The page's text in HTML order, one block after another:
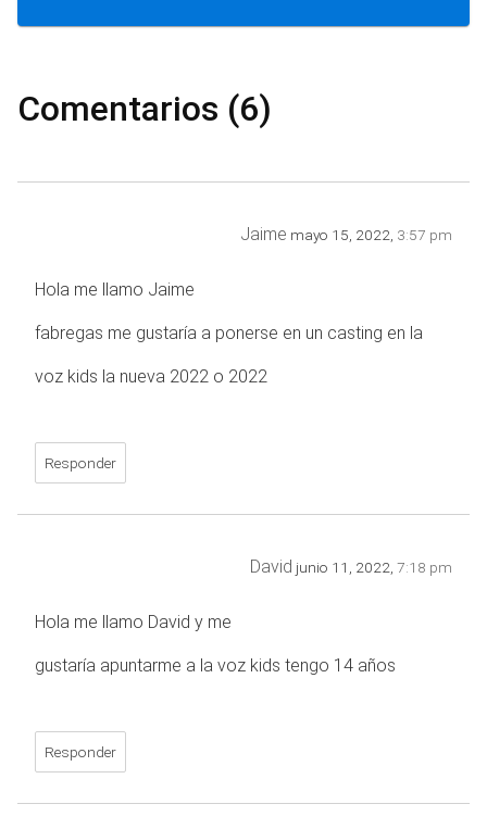
Comentarios (6)
Jaime mayo 15, 2022, 3:57 pm
Hola me llamo Jaime
fabregas me gustaría a ponerse en un casting en la
voz kids la nueva 2022 o 2022
Responder
David junio 11, 2022, 7:18 pm
Hola me llamo David y me
gustaría apuntarme a la voz kids tengo 14 años
Responder